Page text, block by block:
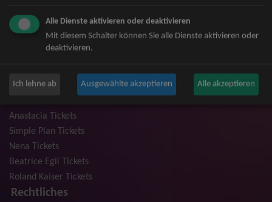
Niedeckens BAP Tickets
Judas Priest Tickets
Trailerpark & Friends Tickets
Anastacia Tickets
Simple Plan Tickets
Nena Tickets
Beatrice Egli Tickets
Roland Kaiser Tickets
Rechtliches
Alle Dienste aktivieren oder deaktivieren
Mit diesem Schalter können Sie alle Dienste aktivieren oder
deaktivieren.
Ich lehne ab Ausgewählte akzeptieren Alle akzeptieren